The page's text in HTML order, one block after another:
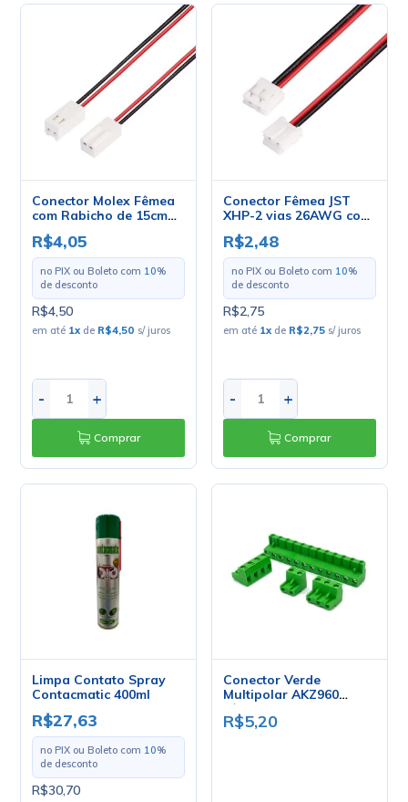
Conector Molex Fêmea
com Rabicho de 15cm
R$4,05
no PIX ou Boleto com 10%
de desconto
R$4,50
em até 1x de R$4,50 s/ juros
- +
Comprar
Conector Fêmea JST
XHP-2 vias 26AWG com
R$2,48
no PIX ou Boleto com 10%
de desconto
R$2,75
em até 1x de R$2,75 s/ juros
- +
Comprar
Limpa Contato Spray
Contacmatic 400ml
R$27,63
no PIX ou Boleto com 10%
de desconto
R$30,70
Conector Verde
Multipolar AKZ960
Fêmea - Passo 7,62mm -
2 a 12 Vias - Phoenix
R$5,20